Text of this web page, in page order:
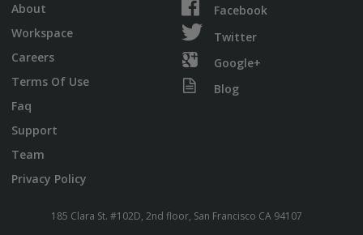
About
Workspace
Careers
Terms Of Use
Faq
Support
Team
Privacy Policy
Facebook
Twitter
Google+
Blog
185 Clara St. #102D, 2nd floor, San Francisco CA 94107